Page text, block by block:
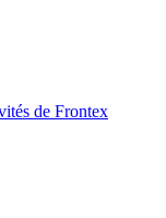
de Frontex